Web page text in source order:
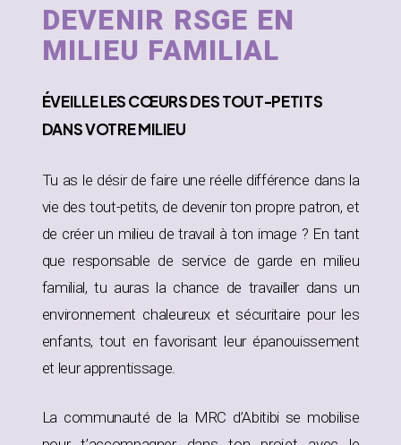
DEVENIR RSGE EN
MILIEU FAMILIAL
ÉVEILLELES CŒURS DES TOUT-PETITS
DANSVOTRE MILIEU
Tu as le désir de faire une réelle différence dans la
vie des tout-petits, de devenir ton propre patron, et
de créer un milieu de travail à ton image ? En tant
que responsable de service de garde en milieu
familial, tu auras la chance de travailler dans un
environnement chaleureux et sécuritaire pour les
enfants, tout en favorisant leur épanouissement
et leur apprentissage.
La communauté de la MRC d’Abitibi se mobilise